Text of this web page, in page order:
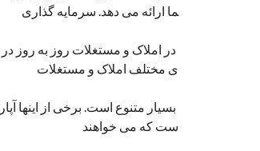
ما ارائه می دهد. سرمایه گذاری
در املاک و مستغلات روز به روز
ی مختلف املاک و مستغلات
بسیار متنوع است. برخی از اینها
ست که می خواهند